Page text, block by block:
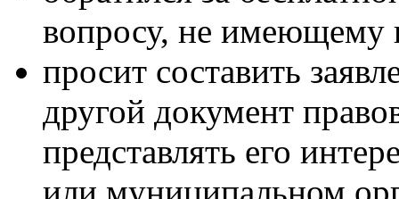
вопросу, не имеющему
просит составить
другой документ
представлять его